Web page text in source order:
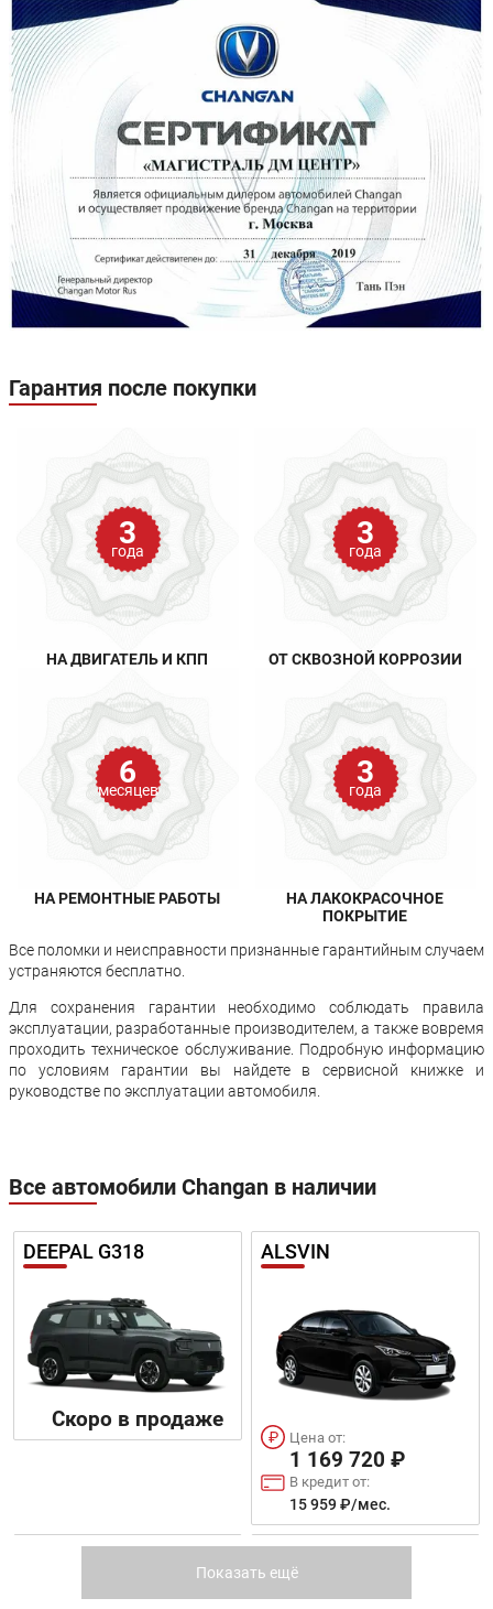
Гарантия после покупки
3
года
НА ДВИГАТЕЛЬ И КПП
3
года
ОТ СКВОЗНОЙ КОРРОЗИИ
6
месяцев
НА РЕМОНТНЫЕ РАБОТЫ
3
года
НА ЛАКОКРАСОЧНОЕ
ПОКРЫТИЕ
Все поломки и неисправности признанные гарантийным случаем
устраняются бесплатно.
Для сохранения гарантии необходимо соблюдать правила
эксплуатации, разработанные производителем, а также вовремя
проходить техническое обслуживание. Подробную информацию
по условиям гарантии вы найдете в сервисной книжке и
руководстве по эксплуатации автомобиля.
Все автомобили Changan в наличии
DEEPAL G318
Скоро в продаже
ALSVIN
Цена от:
1 169 720 ₽
В кредит от:
15 959 ₽/мес.
Показать ещё